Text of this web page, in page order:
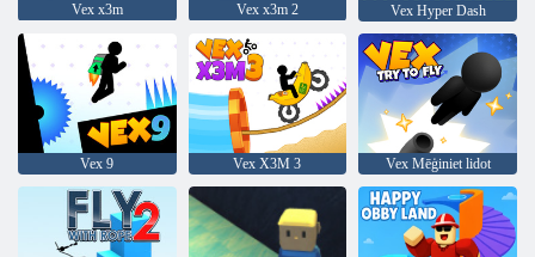
Vex x3m Vex x3m 2 Vex Hyper Dash
Vex 9 Vex X3M 3 Vex Mēģiniet lidot